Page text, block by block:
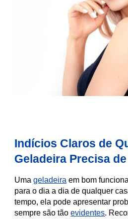
Indícios Claros de
Geladeira Precisa
Umageladeira em bom
para o dia a dia de qualquer
tempo, ela pode apresentar
sempre são tãoevidentes.